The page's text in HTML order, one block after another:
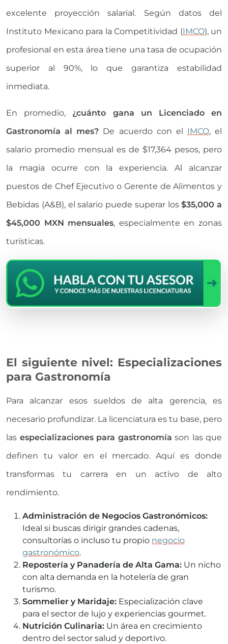
excelente proyección salarial. Según datos del
Instituto Mexicano para la Competitividad (IMCO), un
profesional en esta área tiene una tasa de ocupación
superior al 90%, lo que garantiza estabilidad
inmediata.
En promedio, ¿cuánto gana un Licenciado en
Gastronomía al mes? De acuerdo con el IMCO, el
salario promedio mensual es de $17,364 pesos, pero
la magia ocurre con la experiencia. Al alcanzar
puestos de Chef Ejecutivo o Gerente de Alimentos y
Bebidas (A&B), el salario puede superar los$35,000 a
$45,000 MXN mensuales, especialmente en zonas
turísticas.
El siguiente nivel: Especializaciones
para Gastronomía
Para alcanzar esos sueldos de alta gerencia, es
necesario profundizar. La licenciatura es tu base, pero
las especializaciones para gastronomía son las que
definen tu valor en el mercado. Aquí es donde
transformas tu carrera en un activo de alto
rendimiento.
Administración de Negocios Gastronómicos:
Ideal si buscas dirigir grandes cadenas,
consultorías o incluso tu propio negocio
gastronómico.
Repostería y Panadería de Alta Gama: Un nicho
con alta demanda en la hotelería de gran
turismo.
Sommelier y Maridaje: Especialización clave
para el sector de lujo y experiencias gourmet.
Nutrición Culinaria: Un área en crecimiento
dentro del sector salud y deportivo.